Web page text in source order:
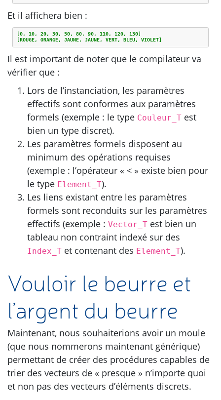
Et il affichera bien :
[0, 10, 20, 30, 50, 80, 90, 110, 120, 130]
[ROUGE, ORANGE, JAUNE, JAUNE, VERT, BLEU, VIOLET]
Il est important de noter que le compilateur va
vérifier que :
Lors de l’instanciation, les paramètres
effectifs sont conformes aux paramètres
formels (exemple : le type Couleur_T est
bien un type discret).
Les paramètres formels disposent au
minimum des opérations requises
(exemple : l’opérateur « < » existe bien pour
le type Element_T).
Les liens existant entre les paramètres
formels sont reconduits sur les paramètres
effectifs (exemple : Vector_T est bien un
tableau non contraint indexé sur des
Index_T et contenant des Element_T).
Vouloir le beurre et
l’argent du beurre
Maintenant, nous souhaiterions avoir un moule
(que nous nommerons maintenant générique)
permettant de créer des procédures capables de
trier des vecteurs de « presque » n’importe quoi
et non pas des vecteurs d’éléments discrets.